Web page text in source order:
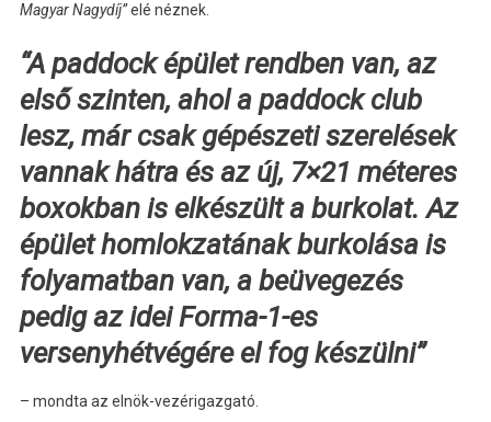
Magyar Nagydíj”elé néznek.
“A paddock épület rendben van, az
első szinten, ahol a paddock club
lesz, már csak gépészeti szerelések
vannak hátra és az új, 7×21 méteres
boxokban is elkészült a burkolat. Az
épület homlokzatának burkolása is
folyamatban van, a beüvegezés
pedig az idei Forma-1-es
versenyhétvégére el fog készülni”
– mondta az elnök-vezérigazgató.